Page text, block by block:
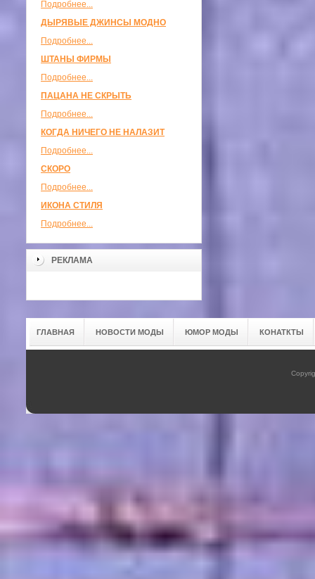
Подробнее...
ДЫРЯВЫЕ ДЖИНСЫ МОДНО
Подробнее...
ШТАНЫ ФИРМЫ
Подробнее...
ПАЦАНА НЕ СКРЫТЬ
Подробнее...
КОГДА НИЧЕГО НЕ НАЛАЗИТ
Подробнее...
СКОРО
Подробнее...
ИКОНА СТИЛЯ
Подробнее...
РЕКЛАМА
ГЛАВНАЯ НОВОСТИ МОДЫ ЮМОР МОДЫ КОНАТКТЫ